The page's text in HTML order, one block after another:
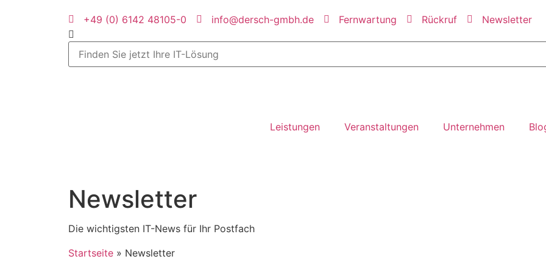
+49 (0) 6142 48105-0 info@dersch-gmbh.de Fernwartung Rückruf Newsletter
Leistungen Ver­anstalt­ungen Unter­nehmen
News­letter
Die wichtigsten IT-News für Ihr Postfach
Startseite » News­letter